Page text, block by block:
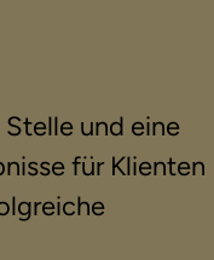
und eine
für Klienten